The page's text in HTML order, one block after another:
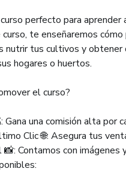
perfecto para
te enseñaremos
nutrir tus cultivos y
hogares o huertos.
el curso?
una comisión alta por
Clic 🌐: Asegura tus
Contamos con